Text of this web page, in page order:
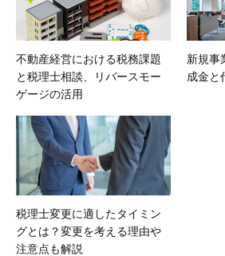
不動産経営における税務課題
と税理士相談、リバースモー
ゲージの活用
新規事
成金と
税理士変更に適したタイミン
グとは？変更を考える理由や
注意点も解説